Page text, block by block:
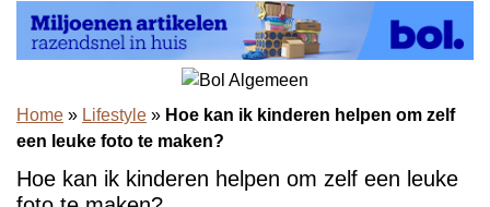
Home » Lifestyle » Hoe kan ik kinderen helpen om zelf
een leuke foto te maken?
Hoe kan ik kinderen helpen om zelf een leuke